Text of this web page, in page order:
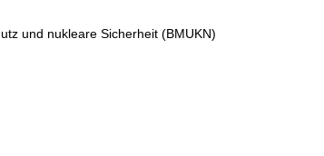
und nukleare Sicherheit (BMUKN)